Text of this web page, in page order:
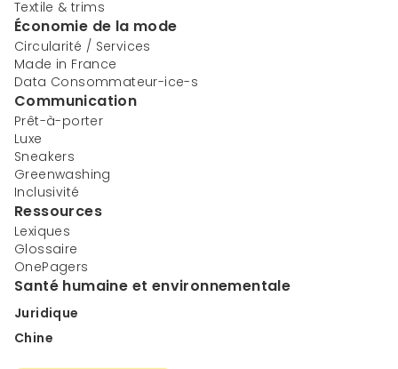
Textile & trims
Économie de la mode
Circularité / Services
Made in France
Data Consommateur-ice-s
Communication
Prêt-à-porter
Luxe
Sneakers
Greenwashing
Inclusivité
Ressources
Lexiques
Glossaire
OnePagers
Santé humaine et environnementale
Juridique
Chine